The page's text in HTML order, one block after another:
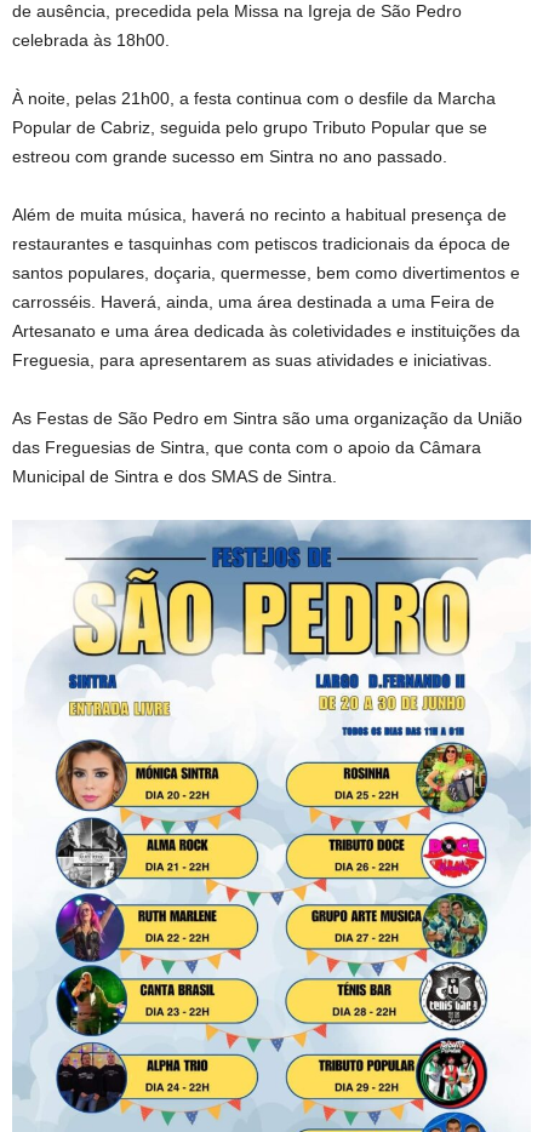
de ausência, precedida pela Missa na Igreja de São Pedro
celebrada às 18h00.
À noite, pelas 21h00, a festa continua com o desfile da Marcha
Popular de Cabriz, seguida pelo grupo Tributo Popular que se
estreou com grande sucesso em Sintra no ano passado.
Além de muita música, haverá no recinto a habitual presença de
restaurantes e tasquinhas com petiscos tradicionais da época de
santos populares, doçaria, quermesse, bem como divertimentos e
carrosséis. Haverá, ainda, uma área destinada a uma Feira de
Artesanato e uma área dedicada às coletividades e instituições da
Freguesia, para apresentarem as suas atividades e iniciativas.
As Festas de São Pedro em Sintra são uma organização da União
das Freguesias de Sintra, que conta com o apoio da Câmara
Municipal de Sintra e dos SMAS de Sintra.